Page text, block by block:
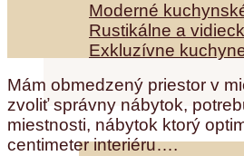
Moderné
Rustikálne a
Exkluzívne
Mám obmedzený priestor v
zvoliť správny nábytok,
miestnosti, nábytok ktorý
centimeter interiéru….